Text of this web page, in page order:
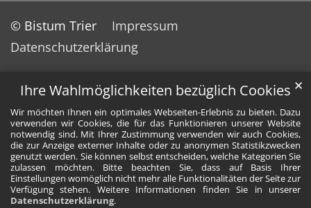
Ihre Wahlmöglichkeiten bezüglich Cookies
Wir möchten Ihnen ein optimales Webseiten-Erlebnis zu bieten. Dazu
verwenden wir Cookies, die für das Funktionieren unserer Website
notwendig sind. Mit Ihrer Zustimmung verwenden wir auch Cookies,
die zur Anzeige externer Inhalte oder zu anonymen Statistikzwecken
genutzt werden. Sie können selbst entscheiden, welche Kategorien Sie
zulassen möchten. Bitte beachten Sie, dass auf Basis Ihrer
Einstellungen womöglich nicht mehr alle Funktionalitäten der Seite zur
Verfügung stehen. Weitere Informationen finden Sie in unserer
Datenschutzerklärung.
✕
© Bistum Trier
Impressum
Datenschutzerklärung